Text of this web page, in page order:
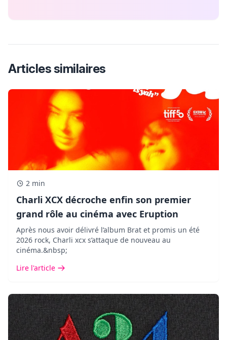
Articles similaires
2 min
Charli XCX décroche enfin son premier
grand rôle au cinéma avec Eruption
Après nous avoir délivré l’album Brat et promis un été
2026 rock, Charli xcx s’attaque de nouveau au
cinéma.&nbsp;
Lire l'article